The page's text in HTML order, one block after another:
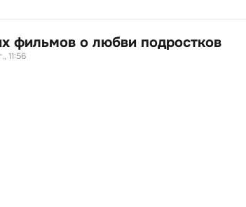
фильмов о любви подростков
11:56